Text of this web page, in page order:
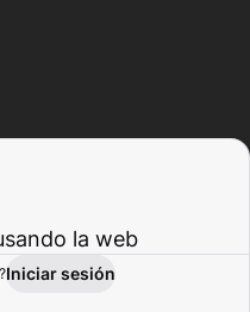
Actividad
la web
Iniciar sesión